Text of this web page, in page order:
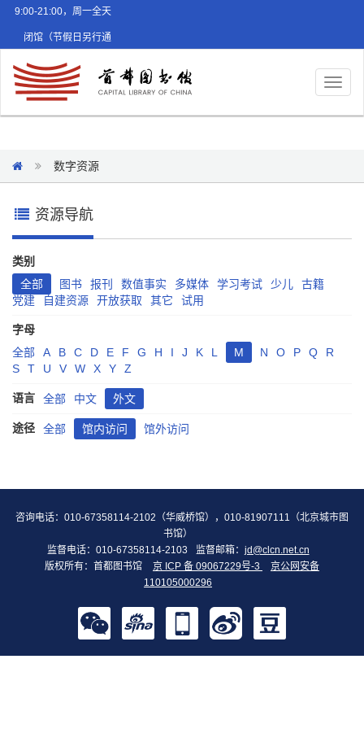
9:00-21:00，周一全天
闭馆（节假日另行通
数字资源
资源导航
类别
全部
图书 报刊 数值事实 多媒体 学习考试 少儿
古籍
党建
自建资源 开放获取 其它 试用
字母
全部
A B C D E F G H I J K L M N O P Q
R
S
T U V W X Y Z
语言 全部 中文 外文
途径 全部 馆内访问 馆外访问
咨询电话：010-67358114-2102（华威桥馆），010-81907111（北京城市图
书馆）
监督电话：010-67358114-2103
监督邮箱： jd@clcn.net.cn
版权所有：首都图书馆
京 ICP 备 09067229号-3
京公网安备
110105000296